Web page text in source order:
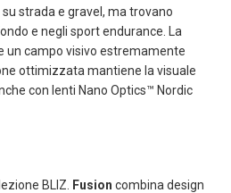
strada e gravel, ma trovano
e negli sport endurance. La
un campo visivo estremamente
ottimizzata mantiene la visuale
con lenti Nano Optics™ Nordic
BLIZ. Fusion combina design